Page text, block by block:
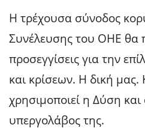
Η τρέχουσα σύνοδος
Συνέλευσης του ΟΗΕ θα
προσεγγίσεις για την
και κρίσεων. Η δική
χρησιμοποιεί η Δύση
υπεργολάβος της.